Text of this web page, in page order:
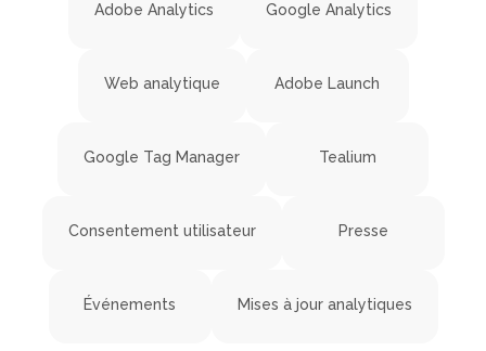
Adobe Analytics Google Analytics
Web analytique Adobe Launch
Google Tag Manager Tealium
Consentement utilisateur Presse
Événements Mises à jour analytiques